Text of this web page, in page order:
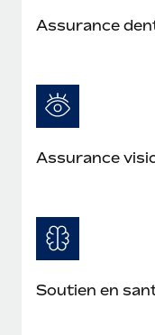
Assurance
Assurance
Soutien en